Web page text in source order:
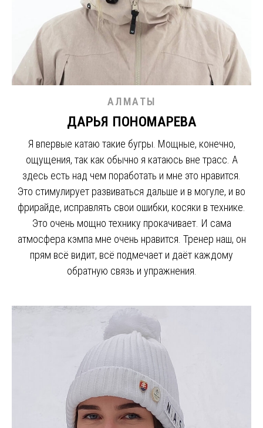
АЛМАТЫ
ДАРЬЯ ПОНОМАРЕВА
Я впервые катаю такие бугры. Мощные, конечно,
ощущения, так как обычно я катаюсь вне трасс. А
здесь есть над чем поработать и мне это нравится.
Это стимулирует развиваться дальше и в могуле, и во
фрирайде, исправлять свои ошибки, косяки в технике.
Это очень мощно технику прокачивает. И сама
атмосфера кэмпа мне очень нравится. Тренер наш, он
прям всё видит, всё подмечает и даёт каждому
обратную связь и упражнения.